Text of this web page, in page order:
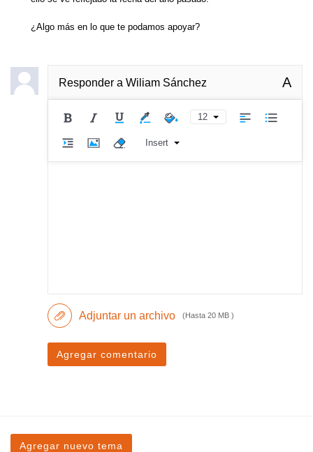
¿Algo más en lo que te podamos apoyar?
Responder a Wiliam Sánchez A
12
Insert
Adjuntar un archivo (Hasta 20 MB )
Agregar comentario
Agregar nuevo tema